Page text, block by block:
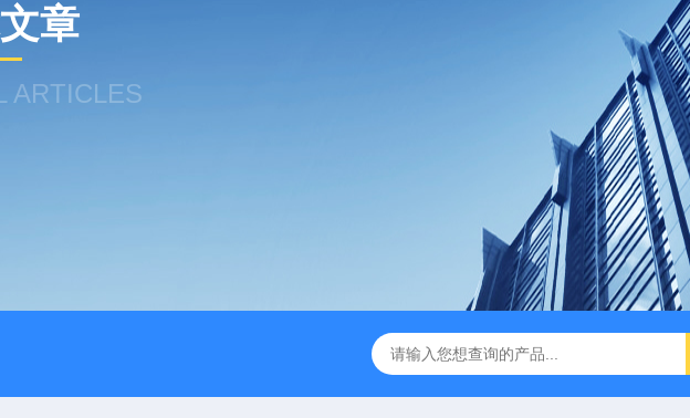
章
ARTICLES
ME085/ME150PCB TDR特性阻抗测试仪 3380/3380P/3380D致茂Chroma 3380/